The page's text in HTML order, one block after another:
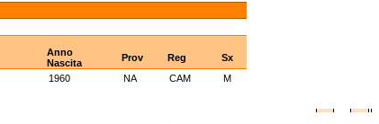
Anno
Nascita
Prov Reg
Sx
1960 NA CAM
M